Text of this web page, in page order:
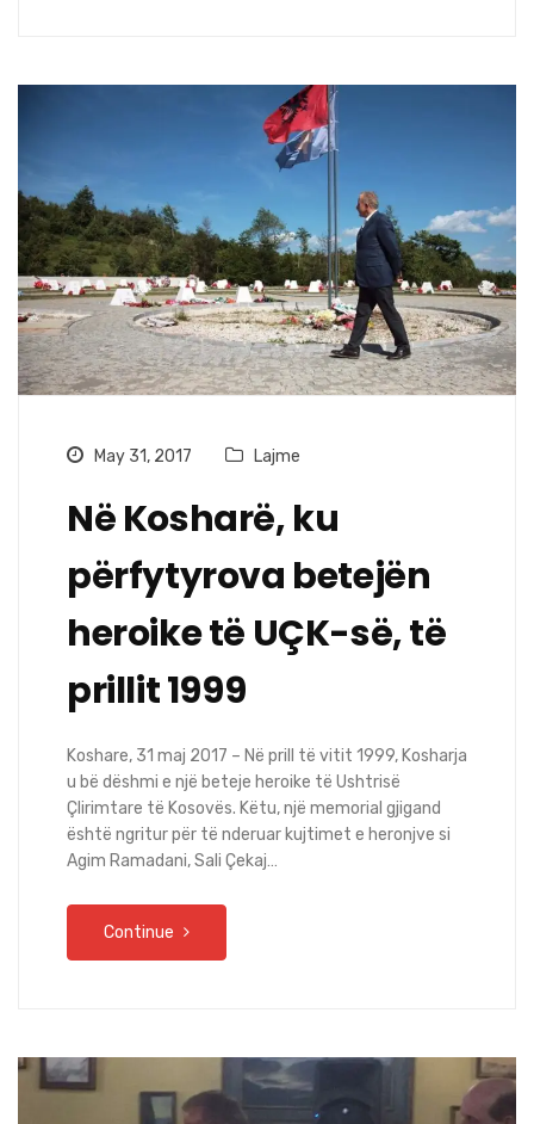
May 31, 2017 Lajme
Në Kosharë, ku
përfytyrova betejën
heroike të UÇK-së, të
prillit 1999
Koshare, 31 maj 2017 – Në prill të vitit 1999, Kosharja
u bë dëshmi e një beteje heroike të Ushtrisë
Çlirimtare të Kosovës. Këtu, një memorial gjigand
është ngritur për të nderuar kujtimet e heronjve si
Agim Ramadani, Sali Çekaj…
Continue